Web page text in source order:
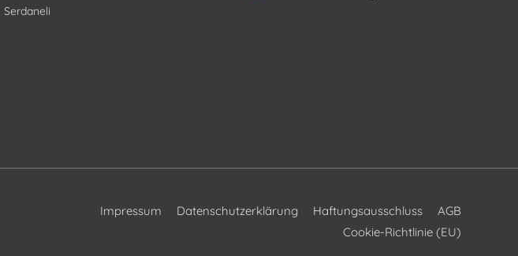
Serdaneli
Impressum Datenschutzerklärung Haftungsausschluss
AGB
Cookie-Richtlinie (EU)